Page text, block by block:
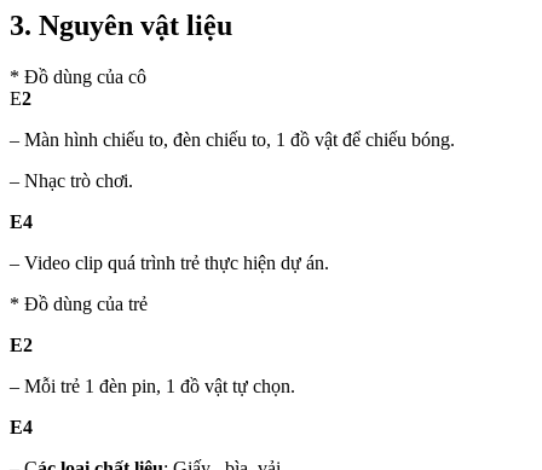
3. Nguyên vật liệu
* Đồ dùng của cô
E2
– Màn hình chiếu to, đèn chiếu to, 1 đồ vật để chiếu bóng.
– Nhạc trò chơi.
E4
– Video clip quá trình trẻ thực hiện dự án.
* Đồ dùng của trẻ
E2
– Mỗi trẻ 1 đèn pin, 1 đồ vật tự chọn.
E4